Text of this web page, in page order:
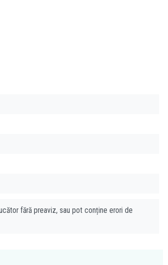
fără preaviz, sau pot conține erori de